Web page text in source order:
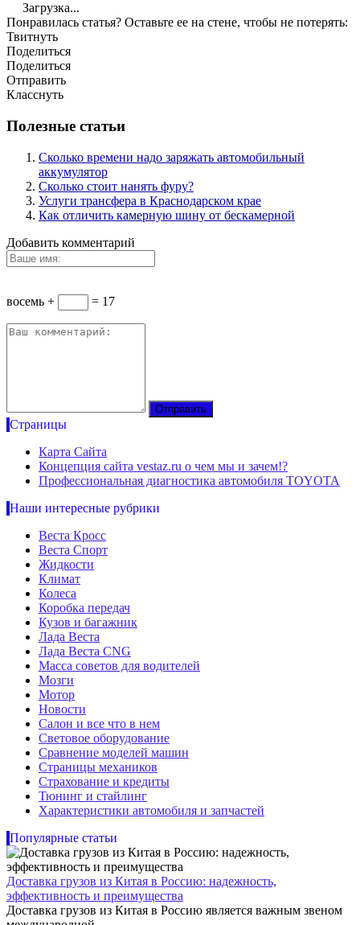
Загрузка...
Понравилась статья? Оставьте ее на стене, чтобы не потерять:
Твитнуть
Поделиться
Поделиться
Отправить
Класснуть
Полезные статьи
Сколько времени надо заряжать автомобильный
аккумулятор
Сколько стоит нанять фуру?
Услуги трансфера в Краснодарском крае
Как отличить камерную шину от бескамерной
Добавить комментарий
восемь + = 17
Страницы
Карта Сайта
Концепция сайта vestaz.ru о чем мы и зачем!?
Профессиональная диагностика автомобиля TOYOTA
Наши интересные рубрики
Веста Кросс
Веста Спорт
Жидкости
Климат
Колеса
Коробка передач
Кузов и багажник
Лада Веста
Лада Веста CNG
Масса советов для водителей
Мозги
Мотор
Новости
Салон и все что в нем
Световое оборудование
Сравнение моделей машин
Страницы механиков
Страхование и кредиты
Тюнинг и стайлинг
Характеристики автомобиля и запчастей
Популярные статьи
Доставка грузов из Китая в Россию: надежность,
эффективность и преимущества
Доставка грузов из Китая в Россию является важным звеном